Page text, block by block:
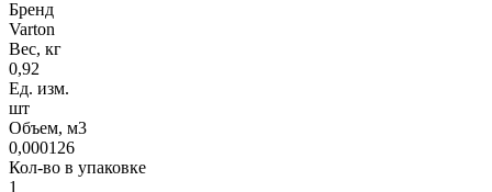
Бренд
Varton
Вес, кг
0,92
Ед. изм.
шт
Объем, м3
0,000126
Кол-во в упаковке
1